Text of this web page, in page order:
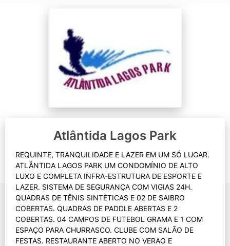
Atlântida Lagos Park
REQUINTE, TRANQUILIDADE E LAZER EM UM SÓ LUGAR.
ATLÂNTIDA LAGOS PARK UM CONDOMÍNIO DE ALTO
LUXO E COMPLETA INFRA-ESTRUTURA DE ESPORTE E
LAZER. SISTEMA DE SEGURANÇA COM VIGIAS 24H.
QUADRAS DE TÊNIS SINTÈTICAS E 02 DE SAIBRO
COBERTAS. QUADRAS DE PADDLE ABERTAS E 2
COBERTAS. 04 CAMPOS DE FUTEBOL GRAMA E 1 COM
ESPAÇO PARA CHURRASCO. CLUBE COM SALÃO DE
FESTAS. RESTAURANTE ABERTO NO VERAO E